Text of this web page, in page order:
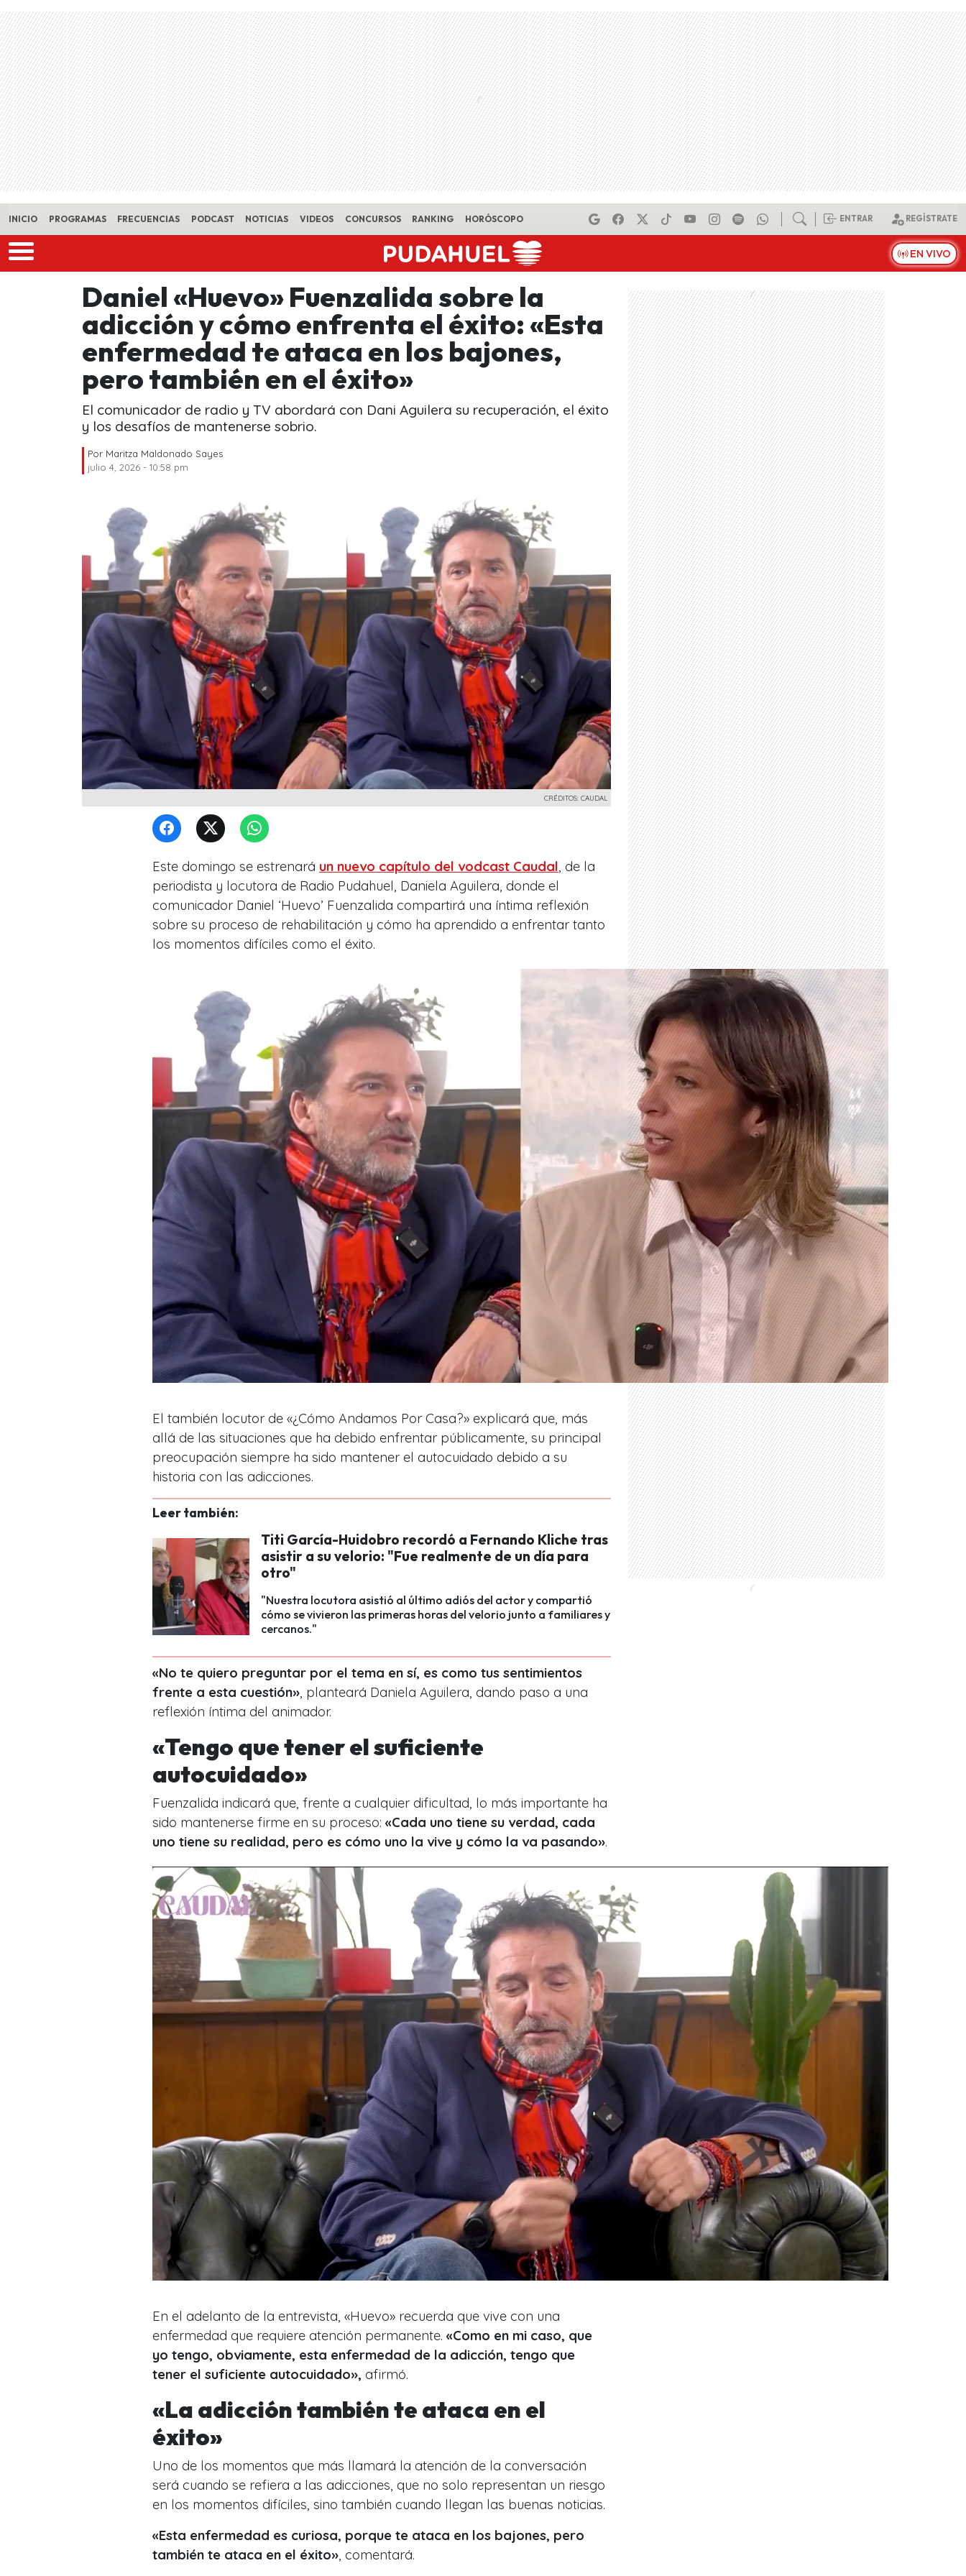
Skip to main content
INICIO PROGRAMAS FRECUENCIAS PODCAST NOTICIAS VIDEOS CONCURSOS RANKING HORÓSCOPO ENTRAR REGÍSTRATE
EN VIVO
Daniel «Huevo» Fuenzalida sobre la
adicción y cómo enfrenta el éxito: «Esta
enfermedad te ataca en los bajones,
pero también en el éxito»
El comunicador de radio y TV abordará con Dani Aguilera su recuperación, el éxito
y los desafíos de mantenerse sobrio.
Por Maritza Maldonado Sayes
julio 4, 2026 - 10:58 pm
CRÉDITOS: CAUDAL
Este domingo se estrenará un nuevo capítulo del vodcast Caudal , de la
periodista y locutora de Radio Pudahuel, Daniela Aguilera, donde el
comunicador Daniel ‘Huevo’ Fuenzalida compartirá una íntima reflexión
sobre su proceso de rehabilitación y cómo ha aprendido a enfrentar tanto
los momentos difíciles como el éxito.
El también locutor de «¿Cómo Andamos Por Casa?» explicará que, más
allá de las situaciones que ha debido enfrentar públicamente, su principal
preocupación siempre ha sido mantener el autocuidado debido a su
historia con las adicciones.
Leer también:
Titi García-Huidobro recordó a Fernando Kliche tras
asistir a su velorio: "Fue realmente de un día para
otro"
"Nuestra locutora asistió al último adiós del actor y compartió
cómo se vivieron las primeras horas del velorio junto a familiares y
cercanos."
«No te quiero preguntar por el tema en sí, es como tus sentimientos
frente a esta cuestión» , planteará Daniela Aguilera, dando paso a una
reflexión íntima del animador.
«Tengo que tener el suficiente
autocuidado»
Fuenzalida indicará que, frente a cualquier dificultad, lo más importante ha
sido mantenerse firme en su proceso: «Cada uno tiene su verdad, cada
uno tiene su realidad, pero es cómo uno la vive y cómo la va pasando».
En el adelanto de la entrevista, «Huevo» recuerda que vive con una
enfermedad que requiere atención permanente. «Como en mi caso, que
yo tengo, obviamente, esta enfermedad de la adicción, tengo que
tener el suficiente autocuidado», afirmó.
«La adicción también te ataca en el
éxito»
Uno de los momentos que más llamará la atención de la conversación
será cuando se refiera a las adicciones, que no solo representan un riesgo
en los momentos difíciles, sino también cuando llegan las buenas noticias.
«Esta enfermedad es curiosa, porque te ataca en los bajones, pero
también te ataca en el éxito» , comentará.